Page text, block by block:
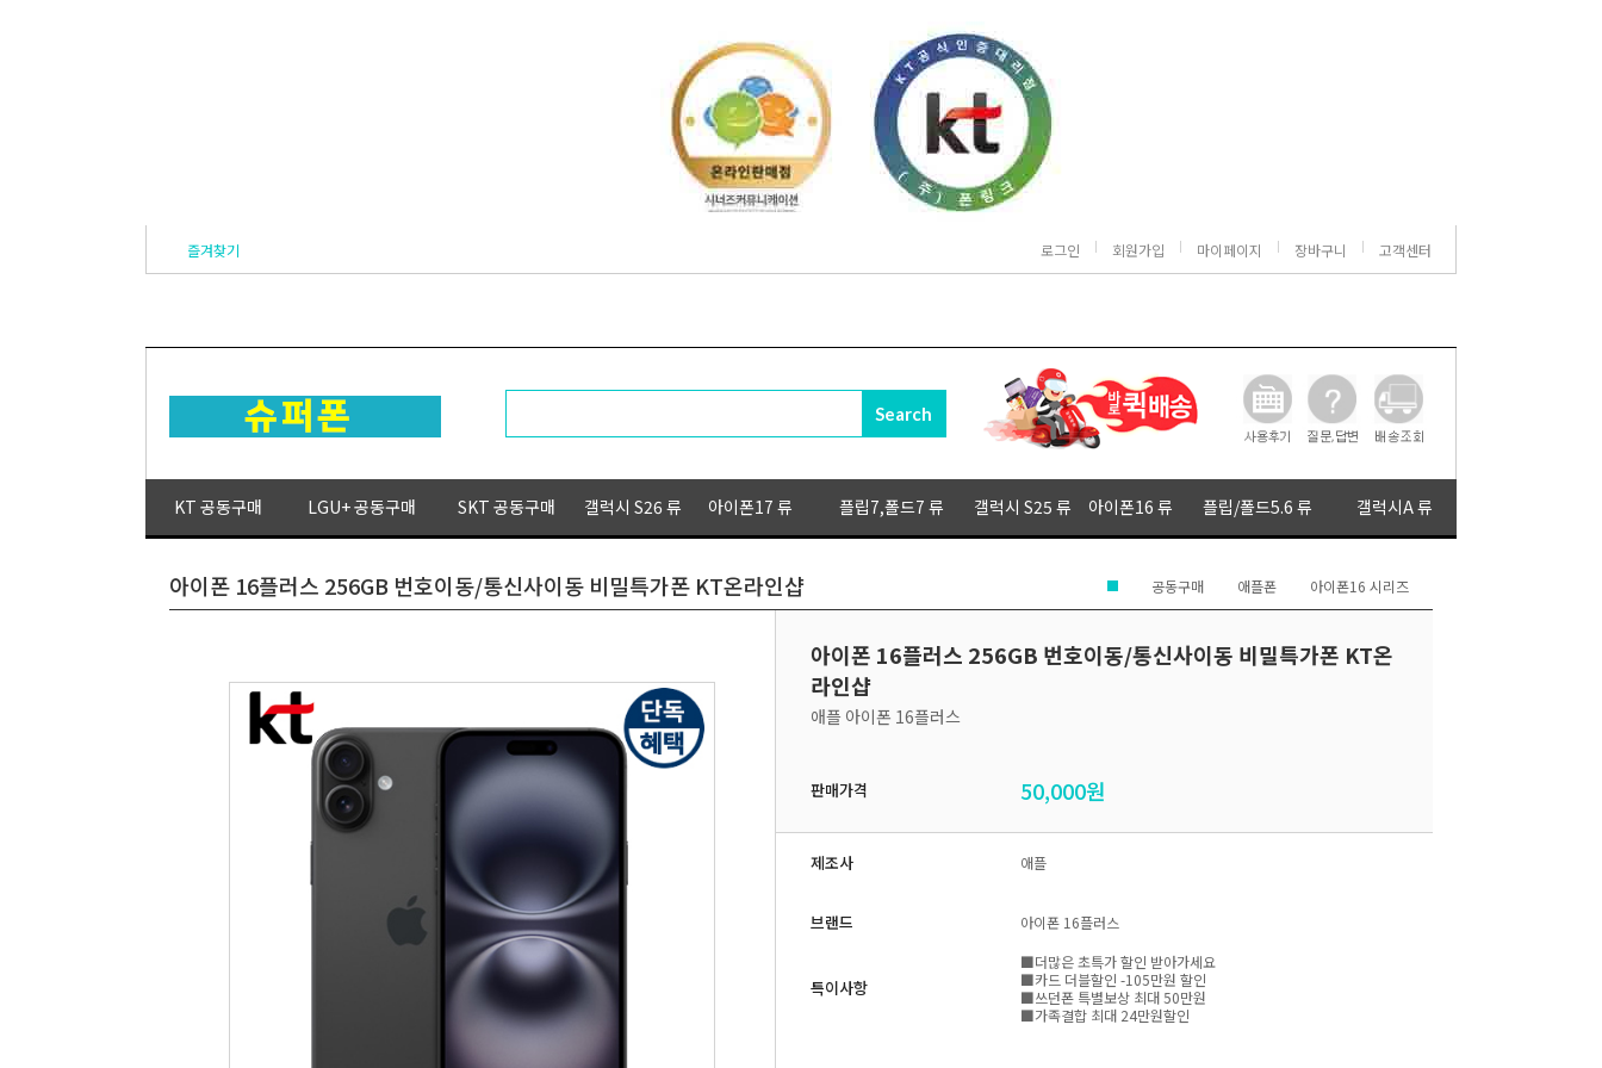
즐겨찾기 로그인 회원가입 마이페이지 장바구니 고객센터
KT 공동구매 LGU+ 공동구매 SKT 공동구매 갤럭시 S26 류 아이폰17 류 플립7,폴드7 류 갤럭시 S25 류 아이폰16 류 플립/폴드5.6 류 갤럭시A 류
공동구매 애플폰 아이폰16 시리즈
아이폰 16플러스 256GB 번호이동/통신사이동 비밀특가폰 KT온라인샵
아이폰 16플러스 256GB 번호이동/통신사이동 비밀특가폰 KT온
라인샵
애플 아이폰 16플러스
판매가격 50,000원
제조사 애플
브랜드 아이폰 16플러스
특이사항
■더많은 초특가 할인 받아가세요
■카드 더블할인 -105만원 할인
■쓰던폰 특별보상 최대 50만원
■가족결합 최대 24만원할인